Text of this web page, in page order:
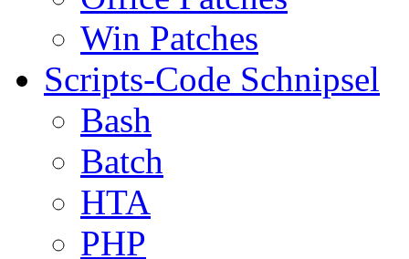
Win Patches
Scripts-Code Schnipsel
Bash
Batch
HTA
PHP